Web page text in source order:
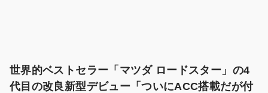
世界的ベストセラー「マツダ ロードスター」の4
代目の改良新型デビュー「ついにACC搭載だが付